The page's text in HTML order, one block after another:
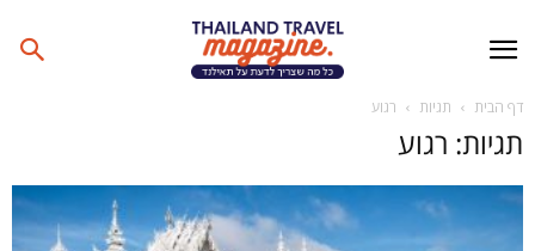
דף הבית תגיות רגוע
תגיות: רגוע